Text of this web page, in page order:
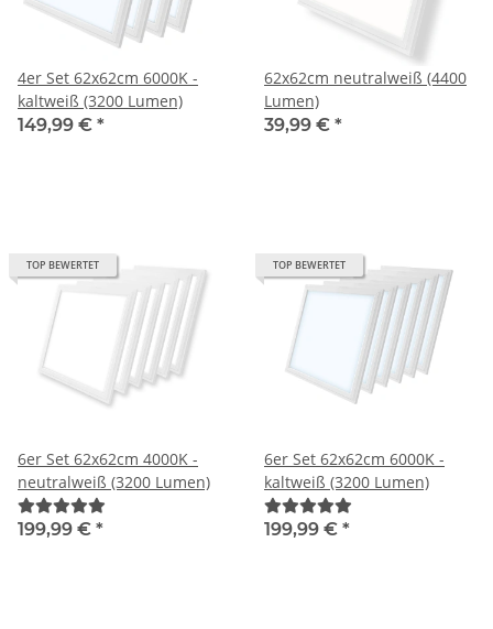
4er Set 62x62cm 6000K -
kaltweiß (3200 Lumen)
149,99 € *
62x62cm neutralweiß (4400
Lumen)
39,99 € *
TOP BEWERTET
6er Set 62x62cm 4000K -
neutralweiß (3200 Lumen)
199,99 € *
TOP BEWERTET
6er Set 62x62cm 6000K -
kaltweiß (3200 Lumen)
199,99 € *